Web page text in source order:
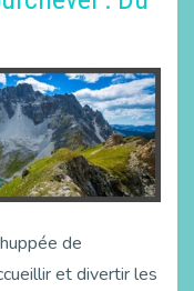
de
et divertir les